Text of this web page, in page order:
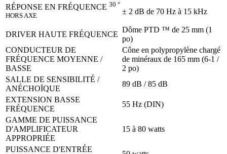
RÉPONSE EN FRÉQUENCE 30 °
HORS AXE
± 2 dB de 70 Hz à 15 kHz
DRIVER HAUTE FRÉQUENCE
Dôme PTD ™ de 25 mm (1
po)
CONDUCTEUR DE
FRÉQUENCE MOYENNE /
BASSE
Cône en polypropylène chargé
de minéraux de 165 mm (6-1 /
2 po)
SALLE DE SENSIBILITÉ /
ANÉCHOÏQUE
89 dB / 85 dB
EXTENSION BASSE
FRÉQUENCE
55 Hz (DIN)
GAMME DE PUISSANCE
D'AMPLIFICATEUR
APPROPRIÉE
15 à 80 watts
PUISSANCE D'ENTRÉE